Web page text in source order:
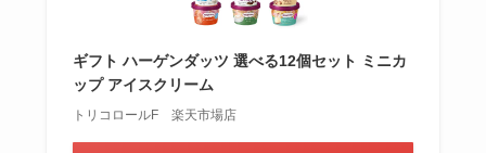
ギフト ハーゲンダッツ 選べる12個セット ミニカ
ップ アイスクリーム
トリコロールF 楽天市場店